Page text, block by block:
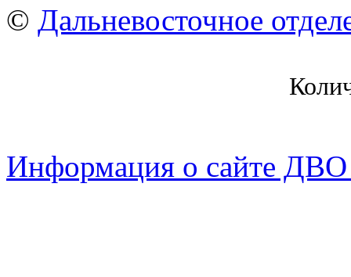
© Дальневосточное
Информация о сайте